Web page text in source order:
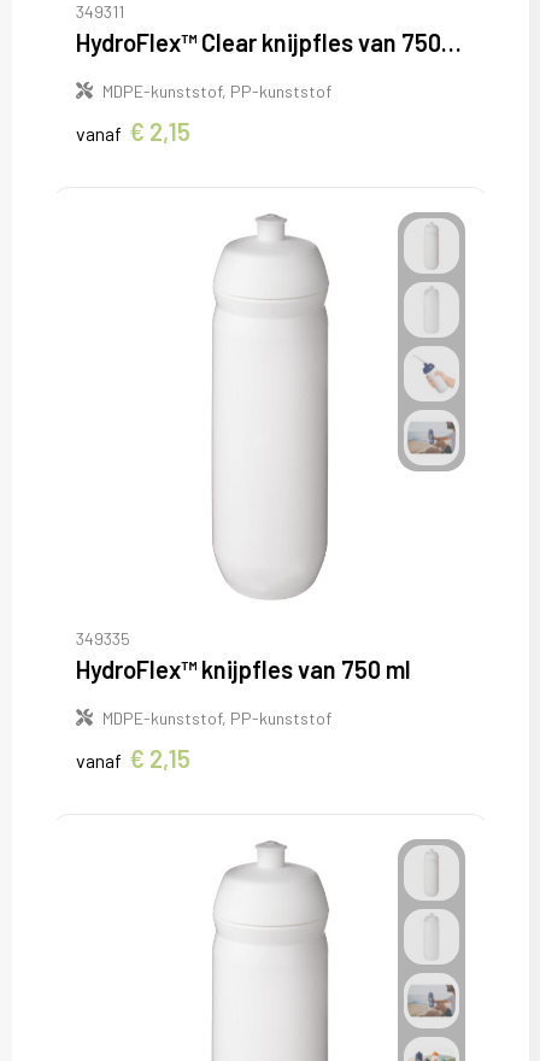
349311
HydroFlex™ Clear knijpfles van 750 ml
MDPE-kunststof, PP-kunststof
vanaf € 2,15
349335
HydroFlex™ knijpfles van 750 ml
MDPE-kunststof, PP-kunststof
vanaf € 2,15